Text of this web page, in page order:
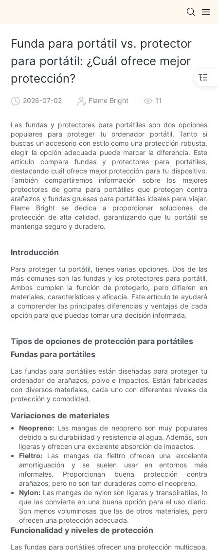
Funda para portátil vs. protector
para portátil: ¿Cuál ofrece mejor
protección?
2026-07-02 Flame Bright 11
Las fundas y protectores para portátiles son dos opciones
populares para proteger tu ordenador portátil. Tanto si
buscas un accesorio con estilo como una protección robusta,
elegir la opción adecuada puede marcar la diferencia. Este
artículo compara fundas y protectores para portátiles,
destacando cuál ofrece mejor protección para tu dispositivo.
También compartiremos información sobre los mejores
protectores de goma para portátiles que protegen contra
arañazos y fundas gruesas para portátiles ideales para viajar.
Flame Bright se dedica a proporcionar soluciones de
protección de alta calidad, garantizando que tu portátil se
mantenga seguro y duradero.
Introducción
Para proteger tu portátil, tienes varias opciones. Dos de las
más comunes son las fundas y los protectores para portátil.
Ambos cumplen la función de protegerlo, pero difieren en
materiales, características y eficacia. Este artículo te ayudará
a comprender las principales diferencias y ventajas de cada
opción para que puedas tomar una decisión informada.
Tipos de opciones de protección para portátiles
Fundas para portátiles
Las fundas para portátiles están diseñadas para proteger tu
ordenador de arañazos, polvo e impactos. Están fabricadas
con diversos materiales, cada uno con diferentes niveles de
protección y comodidad.
Variaciones de materiales
Neopreno: Las mangas de neopreno son muy populares
debido a su durabilidad y resistencia al agua. Además, son
ligeras y ofrecen una excelente absorción de impactos.
Fieltro: Las mangas de fieltro ofrecen una excelente
amortiguación y se suelen usar en entornos más
informales. Proporcionan buena protección contra
arañazos, pero no son tan duraderas como el neopreno.
Nylon: Las mangas de nylon son ligeras y transpirables, lo
que las convierte en una buena opción para el uso diario.
Son menos voluminosas que las de otros materiales, pero
ofrecen una protección adecuada.
Funcionalidad y niveles de protección
Las fundas para portátiles ofrecen una protección multicapa.